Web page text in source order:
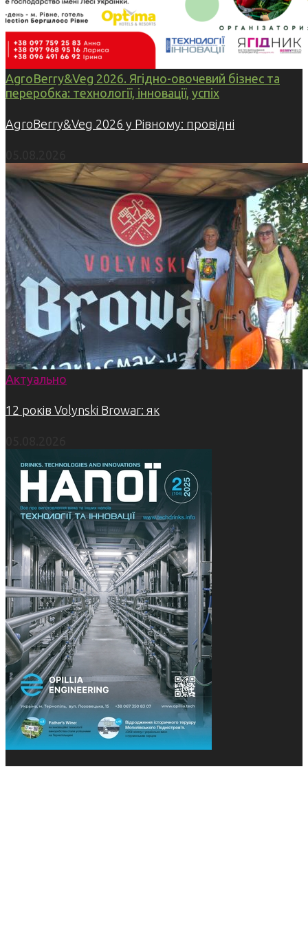
AgroBerry&Veg 2026. Ягідно-овочевий бізнес та
переробка: технології, інновації, успіх
AgroBerry&Veg 2026 у Рівному: провідні
Актуально
12 років Volynski Browar: як